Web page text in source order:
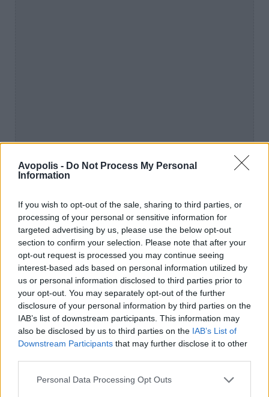
Avopolis - Do Not Process My Personal
Information
If you wish to opt-out of the sale, sharing to third parties, or
processing of your personal or sensitive information for
targeted advertising by us, please use the below opt-out
section to confirm your selection. Please note that after your
opt-out request is processed you may continue seeing
interest-based ads based on personal information utilized by
us or personal information disclosed to third parties prior to
your opt-out. You may separately opt-out of the further
disclosure of your personal information by third parties on the
IAB’s list of downstream participants. This information may
also be disclosed by us to third parties on the IAB’s List of
Downstream Participants that may further disclose it to other
Personal Data Processing Opt Outs